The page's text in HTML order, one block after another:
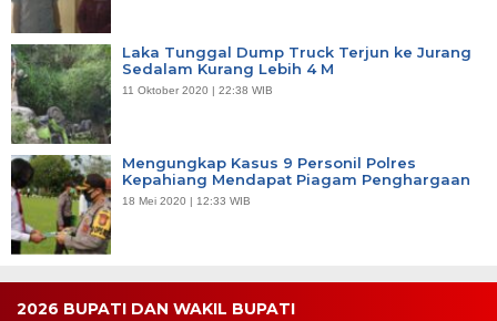
Laka Tunggal Dump Truck Terjun ke Jurang
Sedalam Kurang Lebih 4 M
11 Oktober 2020 | 22:38 WIB
Mengungkap Kasus 9 Personil Polres
Kepahiang Mendapat Piagam Penghargaan
18 Mei 2020 | 12:33 WIB
2026 BUPATI DAN WAKIL BUPATI